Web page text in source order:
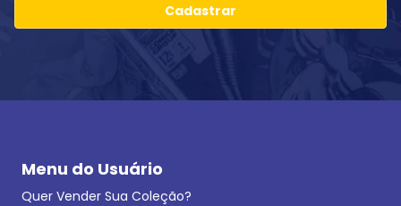
Cadastrar
Menu do Usuário
Quer Vender Sua Coleção?